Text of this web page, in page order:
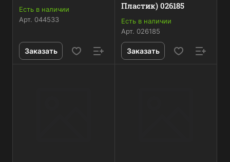
Есть в наличии
Арт. 044533
Заказать
Пластик) 026185
Есть в наличии
Арт. 026185
Заказать